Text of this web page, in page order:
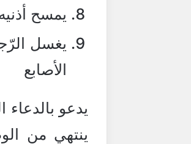
يمسح
يغسل
الأصابع
يدعو
ينتهي من